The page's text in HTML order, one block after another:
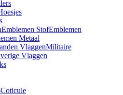
Emblemen StofEmblemen
Metaal
VlaggenMilitaire
Vlaggen